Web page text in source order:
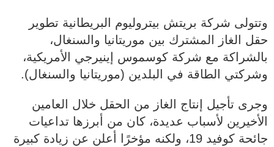
وتتولى شركة بريتش بيتروليوم البريطانية تطوير
حقل الغاز المشترك بين موريتانيا والسنغال،
بالشراكة مع شركة كوسموس إينيرجي الأمريكية،
وشركتي الطاقة في البلدين (موريتانيا والسنغال).
وجرى تأجيل إنتاج الغاز من الحقل خلال العامين
الأخيرين لأسباب عديدة، كان من أبرزها تداعيات
جائحة كوفيد 19، ولكنه مؤخرًا أعلن عن زيادة كبيرة